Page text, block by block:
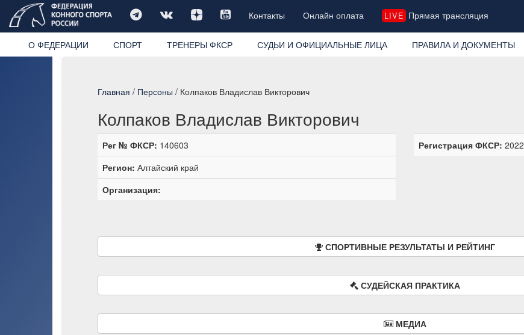
Контакты Онлайн оплата LIVE Прямая трансляция
О ФЕДЕРАЦИИ СПОРТ ТРЕНЕРЫ ФКСР СУДЬИ И ОФИЦИАЛЬНЫЕ ЛИЦА ПРАВИЛА И ДОКУМЕНТЫ
Главная / Персоны / Колпаков Владислав Викторович
Колпаков Владислав Викторович
Рег № ФКСР: 140603
Регион: Алтайский край
Организация:
Регистрация ФКСР: 2022
СПОРТИВНЫЕ РЕЗУЛЬТАТЫ И РЕЙТИНГ
СУДЕЙСКАЯ ПРАКТИКА
МЕДИА